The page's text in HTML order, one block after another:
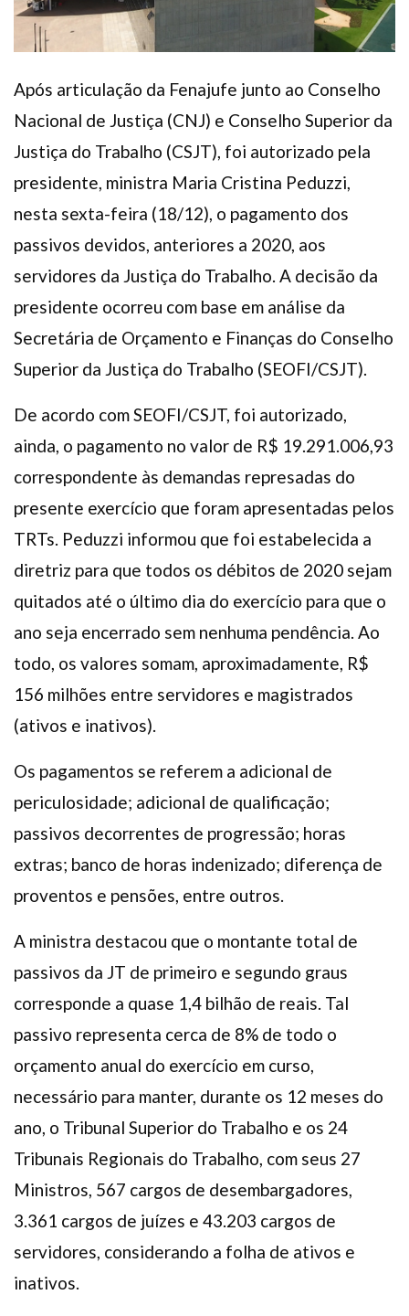
Após articulação da Fenajufe junto ao Conselho
Nacional de Justiça (CNJ) e Conselho Superior da
Justiça do Trabalho (CSJT), foi autorizado pela
presidente, ministra Maria Cristina Peduzzi,
nesta sexta-feira (18/12), o pagamento dos
passivos devidos, anteriores a 2020, aos
servidores da Justiça do Trabalho. A decisão da
presidente ocorreu com base em análise da
Secretária de Orçamento e Finanças do Conselho
Superior da Justiça do Trabalho (SEOFI/CSJT).
De acordo com SEOFI/CSJT, foi autorizado,
ainda, o pagamento no valor de R$ 19.291.006,93
correspondente às demandas represadas do
presente exercício que foram apresentadas pelos
TRTs. Peduzzi informou que foi estabelecida a
diretriz para que todos os débitos de 2020 sejam
quitados até o último dia do exercício para que o
ano seja encerrado sem nenhuma pendência. Ao
todo, os valores somam, aproximadamente, R$
156 milhões entre servidores e magistrados
(ativos e inativos).
Os pagamentos se referem a adicional de
periculosidade; adicional de qualificação;
passivos decorrentes de progressão; horas
extras; banco de horas indenizado; diferença de
proventos e pensões, entre outros.
A ministra destacou que o montante total de
passivos da JT de primeiro e segundo graus
corresponde a quase 1,4 bilhão de reais. Tal
passivo representa cerca de 8% de todo o
orçamento anual do exercício em curso,
necessário para manter, durante os 12 meses do
ano, o Tribunal Superior do Trabalho e os 24
Tribunais Regionais do Trabalho, com seus 27
Ministros, 567 cargos de desembargadores,
3.361 cargos de juízes e 43.203 cargos de
servidores, considerando a folha de ativos e
inativos.